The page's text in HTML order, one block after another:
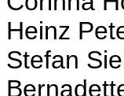
Heinz
Stefan